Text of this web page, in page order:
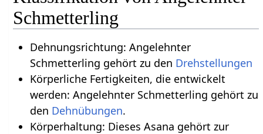
Schmetterling
Dehnungsrichtung: Angelehnter
Schmetterling gehört zu den Drehstellungen
Körperliche Fertigkeiten, die entwickelt
werden: Angelehnter Schmetterling gehört zu
den Dehnübungen.
Körperhaltung: Dieses Asana gehört zur